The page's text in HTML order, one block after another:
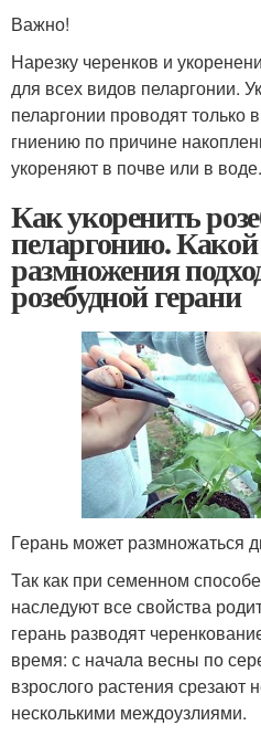
Важно!
Нарезку черенков и
для всех видов пеларгонии.
пеларгонии проводят только
гниению по причине
укореняют в почве или в воде.
Как укоренить
пеларгонию. Какой
размножения
розебудной герани
Герань может размножаться
Так как при семенном
наследуют все свойства
герань разводят
время: с начала весны по
взрослого растения срезают
несколькими междоузлиями.